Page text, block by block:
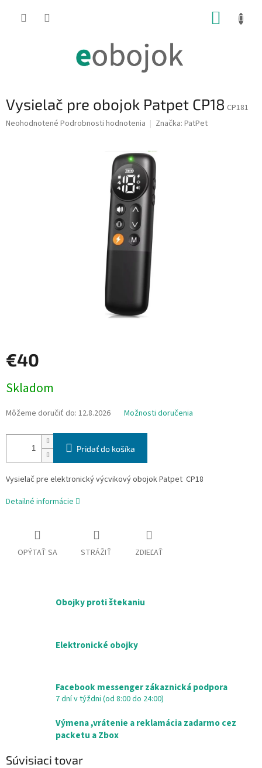
Vysielač pre obojok Patpet CP18 CP181
Priemerné
Neohodnotené Podrobnosti hodnotenia Značka: PatPet
€40
cena:
Skladom
Môžeme doručiť do: 12.8.2026 Možnosti doručenia
Pridať do košíka
Vysielač pre elektronický výcvikový obojok Patpet CP18
Detailné informácie
OPÝTAŤ SA STRÁŽIŤ ZDIEĽAŤ
Obojky proti štekaniu
Elektronické obojky
Facebook messenger zákaznická podpora
7 dní v týždni (od 8:00 do 24:00)
Výmena ,vrátenie a reklamácia zadarmo cez
packetu a Zbox
Súvisiaci tovar